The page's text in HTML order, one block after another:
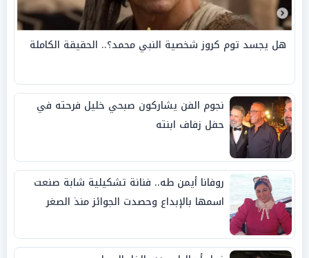
هل يجسد توم كروز شخصية النبي محمد؟.. الحقيقة الكاملة
نجوم الفن يشاركون صبحي خليل فرحته في
حفل زفاف ابنته
روفانا أيمن طه.. فنانة تشكيلية شابة صنعت
اسمها بالإبداع وحصدت الجوائز منذ الصغر